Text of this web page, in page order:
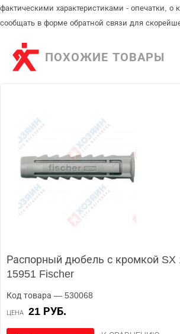
фактическими характеристиками - опечатки, о
сообщать в форме обратной связи для
ПОХОЖИЕ ТОВАРЫ
Распорный дюбель с кромкой SX
15951 Fischer
Код товара — 530068
ЦЕНА 21 РУБ.